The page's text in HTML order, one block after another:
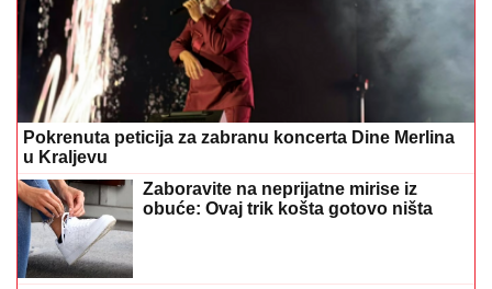
Pokrenuta peticija za zabranu koncerta Dine Merlina
u Kraljevu
Zaboravite na neprijatne mirise iz
obuće: Ovaj trik košta gotovo ništa